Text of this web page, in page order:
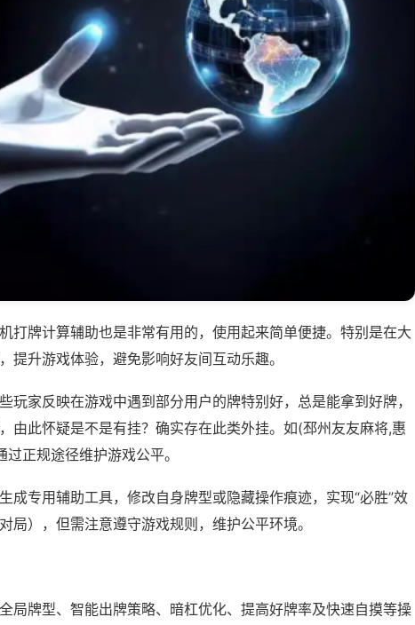
打牌计算辅助也是非常有用的，使用起来简单便捷。特别是在大
提升游戏体验，避免影响好友间互动乐趣。
玩家反映在游戏中遇到部分用户的牌特别好，总是能拿到好牌，
由此怀疑是不是有挂？确实存在此类外挂。如(邳州友友麻将,惠
正规途径维护游戏公平。
成专用辅助工具，修改自身牌型或隐藏操作痕迹，实现“必胜”效
局），但需注意遵守游戏规则，维护公平环境。
局牌型、智能出牌策略、暗杠优化、提高好牌率及快速自摸等操